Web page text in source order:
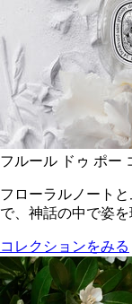
フルール ドゥ ポー
フローラルノート
で、神話の中で姿を
コレクションをみる